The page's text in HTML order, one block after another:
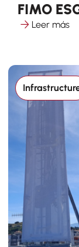
FIMO
Leer más